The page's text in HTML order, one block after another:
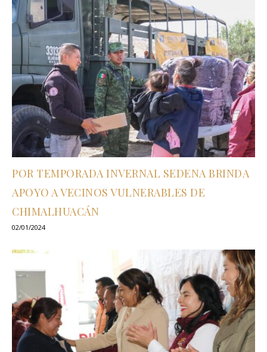
POR TEMPORADA INVERNAL SEDENA BRINDA
APOYO A VECINOS VULNERABLES DE
CHIMALHUACÁN
02/01/2024